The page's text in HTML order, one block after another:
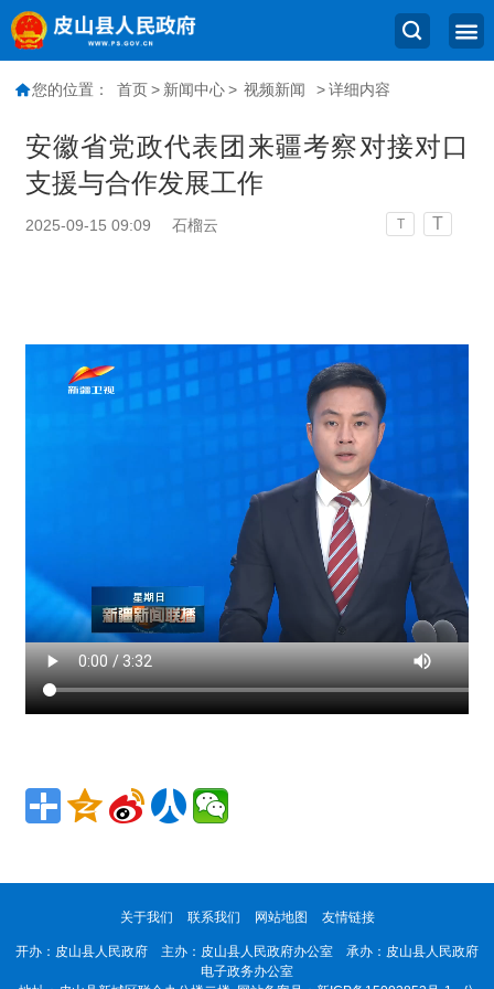
您的位置： 首页 > 新闻中心 > 视频新闻 > 详细内容
安徽省党政代表团来疆考察对接对口
支援与合作发展工作
2025-09-15 09:09 石榴云 T T
关于我们 联系我们 网站地图 友情链接
开办：皮山县人民政府 主办：皮山县人民政府办公室 承办：皮山县人民政府
电子政务办公室